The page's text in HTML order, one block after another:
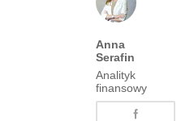
Anna
Serafin
Analityk
finansowy